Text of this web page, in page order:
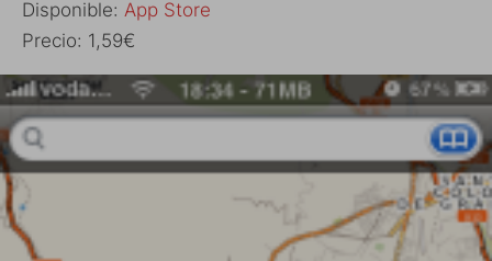
Disponible: App Store
Precio: 1,59€